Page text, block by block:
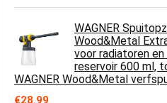
WAGNER
Wood&Metal
voor radiatoren
reservoir 600 ml,
WAGNER Wood&Metal
€28.99